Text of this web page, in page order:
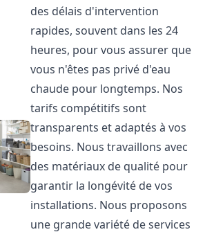
des délais d'intervention
rapides, souvent dans les 24
heures, pour vous assurer que
vous n'êtes pas privé d'eau
chaude pour longtemps. Nos
tarifs compétitifs sont
transparents et adaptés à vos
besoins. Nous travaillons avec
des matériaux de qualité pour
garantir la longévité de vos
installations. Nous proposons
une grande variété de services